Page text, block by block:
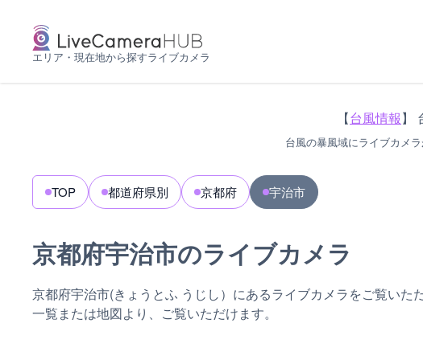
エリア・現在地から探すライブカメラ
【台風情報】
台風の暴風域にライブカメ
TOP 都道府県別 京都府 宇治市
京都府宇治市のライブカメラ
京都府宇治市(きょうとふ うじし）にあるライブカメラをご覧いただ
一覧または地図より、ご覧いただけます。